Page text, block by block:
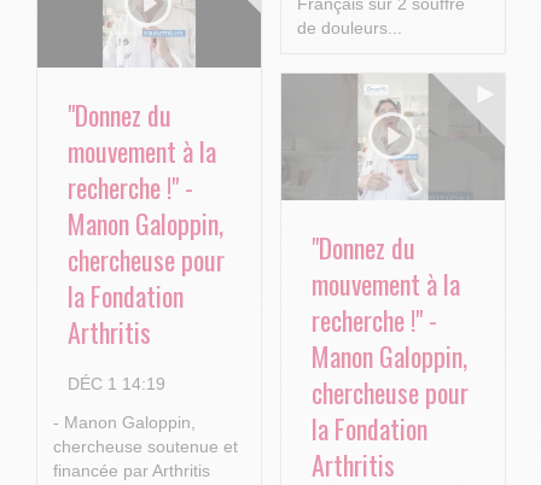
de douleurs...
"Donnez du
mouvement à la
recherche !" -
Manon Galoppin,
chercheuse pour
la Fondation
Arthritis
DÉC 1 14:19
- Manon Galoppin,
chercheuse soutenue et
financée par Arthritis
"Donnez du
mouvement à la
recherche !" -
Manon Galoppin,
chercheuse pour
la Fondation
Arthritis